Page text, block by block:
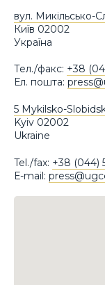
вул. Микільсько-
Київ 02002
Україна
Тел./факс: +38
Ел. пошта:
5 Mykilsko-
Kyiv 02002
Ukraine
Tel./fax: +38 (044)
Е-mail: